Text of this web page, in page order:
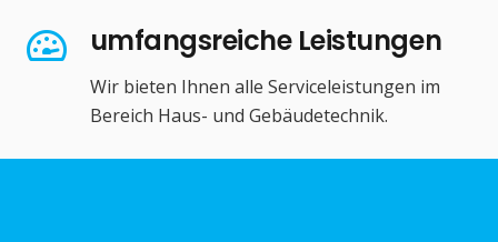
umfangsreiche Leistungen
Wir bieten Ihnen alle Serviceleistungen im
Bereich Haus- und Gebäudetechnik.